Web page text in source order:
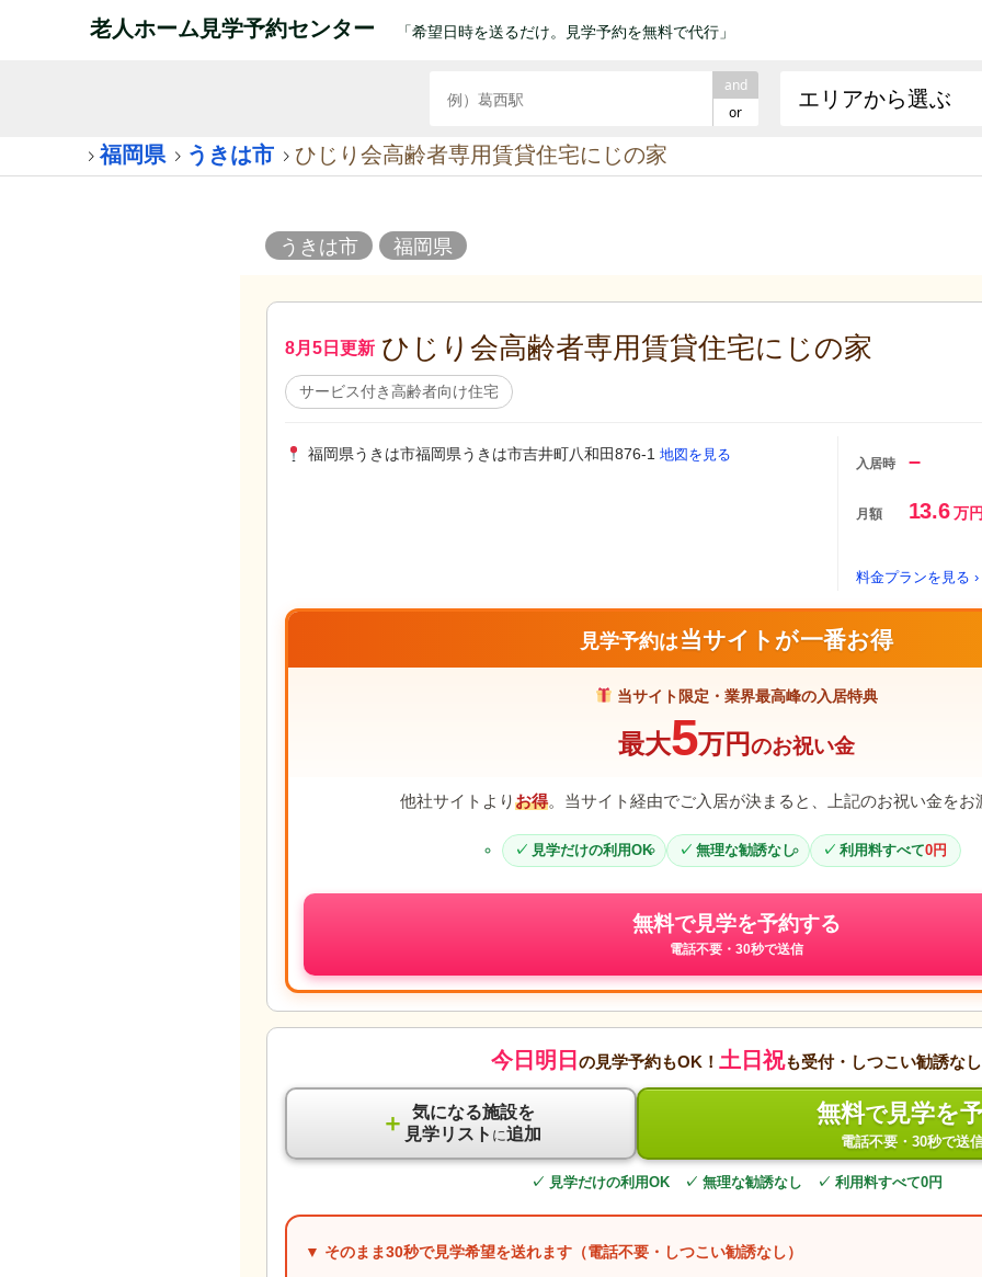
老人ホーム見学予約センター 「希望日時を送るだけ。見学予約を無料で代行」
and
or
エリアから選ぶ
福岡県
うきは市 ひじり会高齢者専用賃貸住宅にじの家
うきは市 福岡県
8月5日更新 ひじり会高齢者専用賃貸住宅にじの家
サービス付き高齢者向け住宅
福岡県うきは市福岡県うきは市吉井町八和田876-1地図を見る
入居時 –
月額 13.6万
料金プランを見る ›
見学予約は 当サイトが一番お得
当サイト限定・業界最高峰の入居特典
最大5万円のお祝い金
他社サイトよりお得。当サイト経由でご入居が決まると、上記のお祝い金をお
見学だけの利用OK 無理な勧誘なし 利用料すべて0円
無料で見学を予約する
電話不要・30秒で送信
今日明日 の見学予約もOK！ 土日祝も受付・しつこい勧誘なし
＋
気になる施設を
見学リスト に追加
無料で見学を
電話不要・30秒で送
✓ 見学だけの利用OK ✓ 無理な勧誘なし ✓ 利用料すべて0円
▼ そのまま30秒で見学希望を送れます（電話不要・しつこい勧誘なし）